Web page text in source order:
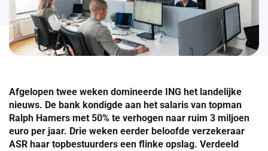
Afgelopen twee weken domineerde ING het landelijke
nieuws. De bank kondigde aan het salaris van topman
Ralph Hamers met 50% te verhogen naar ruim 3 miljoen
euro per jaar. Drie weken eerder beloofde verzekeraar
ASR haar topbestuurders een flinke opslag. Verdeeld